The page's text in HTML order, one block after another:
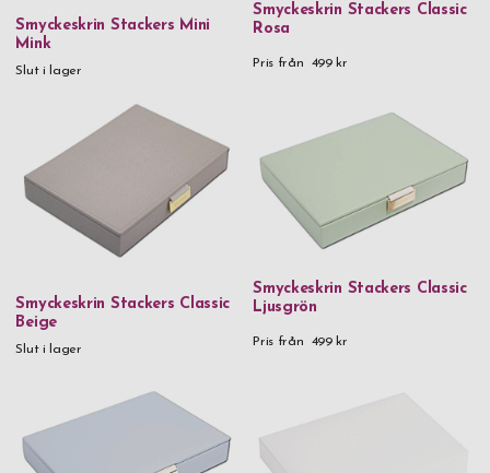
Smyckeskrin Stackers Mini
Mink
Slut i lager
Smyckeskrin Stackers Classic
Rosa
Pris från 499 kr
Smyckeskrin Stackers Classic
Beige
Slut i lager
Smyckeskrin Stackers Classic
Ljusgrön
Pris från 499 kr